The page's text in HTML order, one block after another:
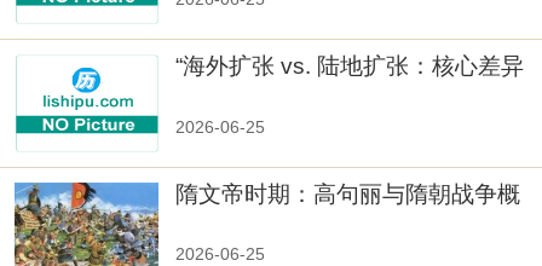
“海外扩张 vs. 陆地扩张：核心差异
2026-06-25
隋文帝时期：高句丽与隋朝战争概
2026-06-25